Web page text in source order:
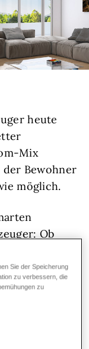
heute
Mix
Bewohner
möglich.
Ob
sind
intelligent zu
holt der
aus dem
Sie der Speicherung
zu verbessern, die
zu